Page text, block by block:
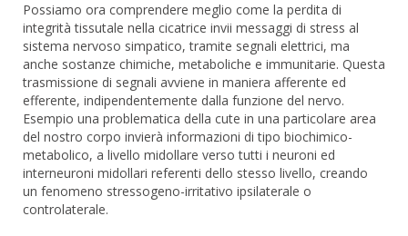
Possiamo ora comprendere meglio come la perdita di
integrità tissutale nella cicatrice invii messaggi di stress al
sistema nervoso simpatico, tramite segnali elettrici, ma
anche sostanze chimiche, metaboliche e immunitarie. Questa
trasmissione di segnali avviene in maniera afferente ed
efferente, indipendentemente dalla funzione del nervo.
Esempio una problematica della cute in una particolare area
del nostro corpo invierà informazioni di tipo biochimico-
metabolico, a livello midollare verso tutti i neuroni ed
interneuroni midollari referenti dello stesso livello, creando
un fenomeno stressogeno-irritativo ipsilaterale o
controlaterale.